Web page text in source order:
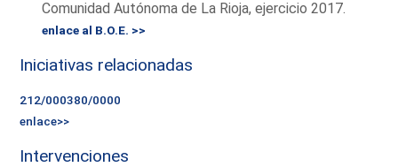
Comunidad Autónoma de La Rioja, ejercicio 2017.
enlace al B.O.E. >>
Iniciativas relacionadas
212/000380/0000
enlace>>
Intervenciones